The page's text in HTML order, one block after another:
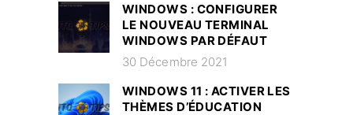
WINDOWS : CONFIGURER
LE NOUVEAU TERMINAL
WINDOWS PAR DÉFAUT
30 Décembre 2021
WINDOWS 11 : ACTIVER LES
THÈMES D’ÉDUCATION